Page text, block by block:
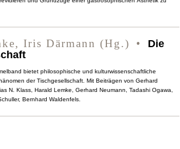
Iris Därmann (Hg.)
Die
bietet philosophische und kulturwissenschaftliche
der Tischgesellschaft. Mit Beiträgen von Gerhard
N. Klass, Harald Lemke, Gerhard Neumann, Tadashi Ogawa,
Bernhard Waldenfels.